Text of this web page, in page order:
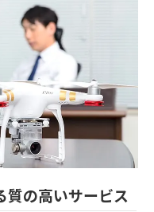
質の高いサービス